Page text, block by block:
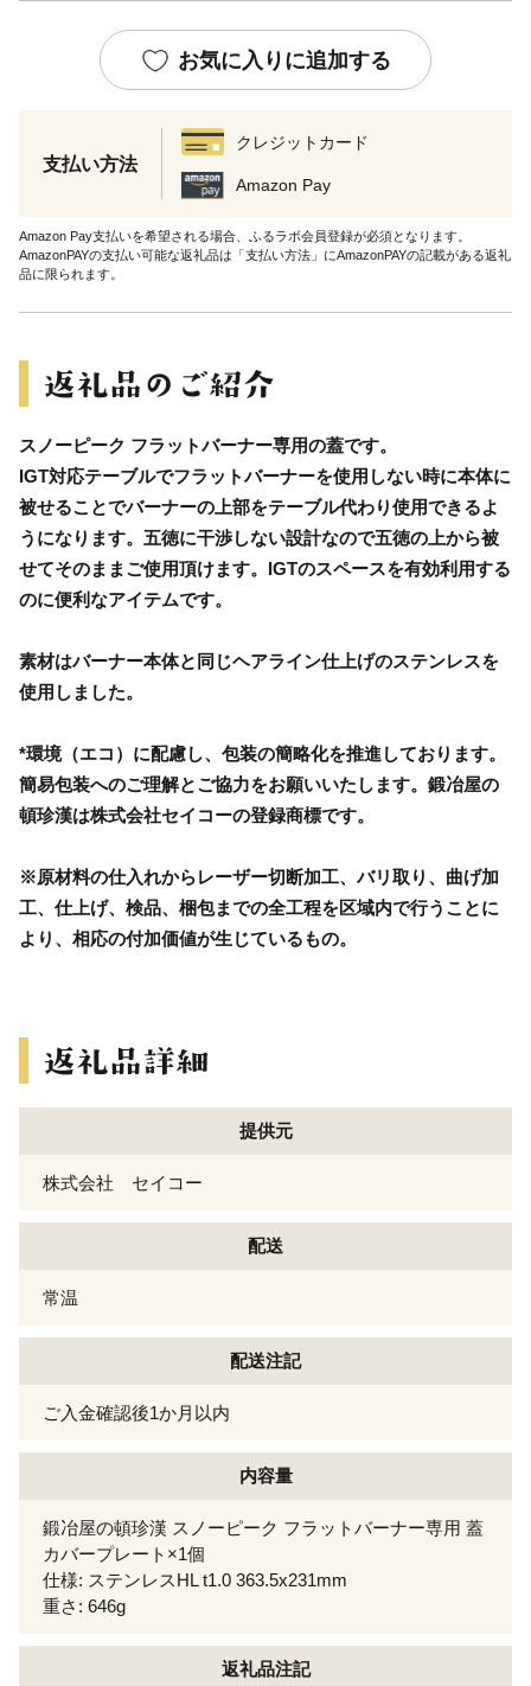
お気に入りに追加する
支払い方法
クレジットカード
Amazon Pay
Amazon Pay支払いを希望される場合、ふるラボ会員登録が必須となります。
AmazonPAYの支払い可能な返礼品は「支払い方法」にAmazonPAYの記載がある返礼
品に限られます。
スノーピーク フラットバーナー専用の蓋です。
IGT対応テーブルでフラットバーナーを使用しない時に本体に
被せることでバーナーの上部をテーブル代わり使用できるよ
うになります。五徳に干渉しない設計なので五徳の上から被
せてそのままご使用頂けます。IGTのスペースを有効利用する
のに便利なアイテムです。
素材はバーナー本体と同じヘアライン仕上げのステンレスを
使用しました。
*環境（エコ）に配慮し、包装の簡略化を推進しております。
簡易包装へのご理解とご協力をお願いいたします。鍛冶屋の
頓珍漢は株式会社セイコーの登録商標です。
※原材料の仕入れからレーザー切断加工、バリ取り、曲げ加
工、仕上げ、検品、梱包までの全工程を区域内で行うことに
より、相応の付加価値が生じているもの。
提供元
株式会社 セイコー
配送
常温
配送注記
ご入金確認後1か月以内
内容量
鍛冶屋の頓珍漢 スノーピーク フラットバーナー専用 蓋
カバープレート×1個
仕様: ステンレスHL t1.0 363.5x231mm
重さ: 646g
返礼品注記